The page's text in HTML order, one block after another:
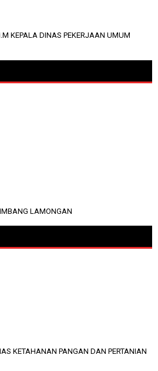
KEPALA DINAS PEKERJAAN UMUM
LAMONGAN
KETAHANAN PANGAN DAN PERTANIAN